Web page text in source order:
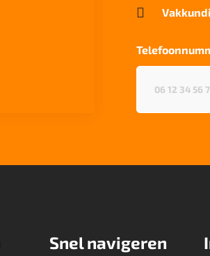

Snel navigeren